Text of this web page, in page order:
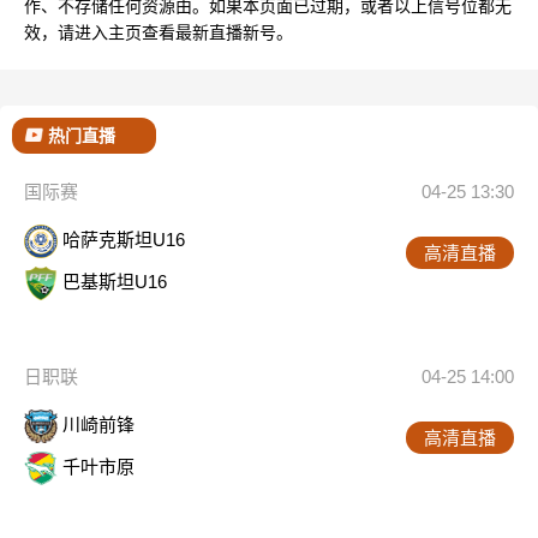
作、不存储任何资源由。如果本页面已过期，或者以上信号位都无
效，请进入主页查看最新直播新号。
热门直播
国际赛 04-25 13:30
哈萨克斯坦U16
巴基斯坦U16
高清直播
日职联 04-25 14:00
川崎前锋
千叶市原
高清直播